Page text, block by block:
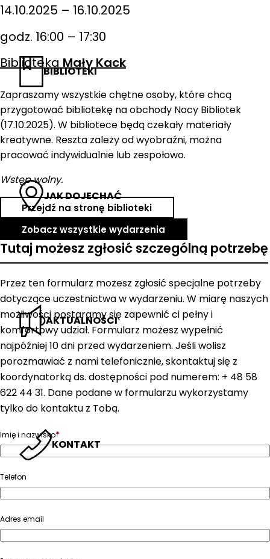
BIBLIOTEKI
JAK DOJECHAĆ
AKTUALNOŚCI
KONTAKT
14.10.2025 – 16.10.2025
godz. 16:00 – 17:30
Biblioteka Mały Kack
Zapraszamy wszystkie chętne osoby, które chcą
przygotować bibliotekę na obchody Nocy Bibliotek
(17.10.2025). W bibliotece będą czekały materiały
kreatywne. Reszta zależy od wyobraźni, można
pracować indywidualnie lub zespołowo.
Wstęp wolny.
Przejdź na stronę biblioteki
Zobacz wszystkie wydarzenia
Tutaj możesz zgłosić szczególną potrzebę
Przez ten formularz możesz zgłosić specjalne potrzeby
dotyczące uczestnictwa w wydarzeniu. W miarę naszych
możliwości postaramy się zapewnić ci pełny i
komfortowy udział. Formularz możesz wypełnić
najpóźniej 10 dni przed wydarzeniem. Jeśli wolisz
porozmawiać z nami telefonicznie, skontaktuj się z
koordynatorką ds. dostępności pod numerem: + 48 58
622 44 31. Dane podane w formularzu wykorzystamy
tylko do kontaktu z Tobą.
Imię i nazwisko*
Telefon
Adres email